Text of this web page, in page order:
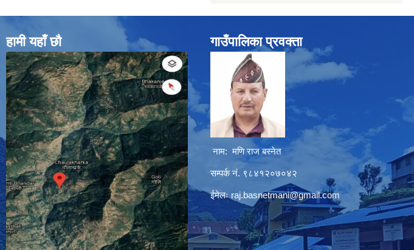
हामी यहाँ छौ गाउँपालिका प्रवक्ता
नाम: मणि राज बस्नेत
सम्पर्क नं. ९८४१२०७०४२
ईमेलः raj.basnetmani@gmail.com